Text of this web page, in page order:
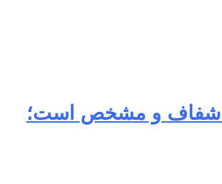
شفاف و مشخص است؛